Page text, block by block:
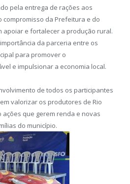
pela entrega de rações aos
da Prefeitura e do
apoiar e fortalecer a produção rural.
da parceria entre os
para promover o
e impulsionar a economia local.
de todos os participantes
valorizar os produtores de Rio
ações que gerem renda e novas
do município.